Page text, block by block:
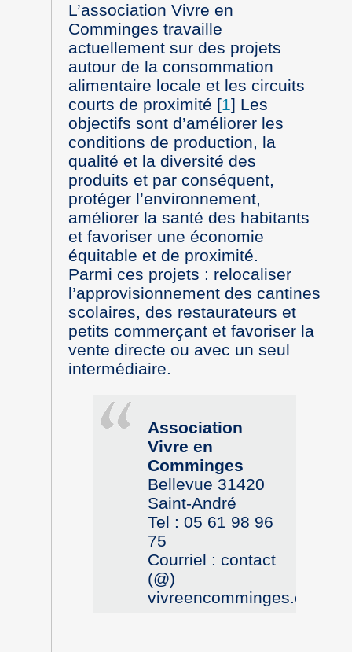
L’association Vivre en
Comminges travaille
actuellement sur des projets
autour de la consommation
alimentaire locale et les circuits
courts de proximité [1] Les
objectifs sont d’améliorer les
conditions de production, la
qualité et la diversité des
produits et par conséquent,
protéger l’environnement,
améliorer la santé des habitants
et favoriser une économie
équitable et de proximité.
Parmi ces projets : relocaliser
l’approvisionnement des cantines
scolaires, des restaurateurs et
petits commerçant et favoriser la
vente directe ou avec un seul
intermédiaire.
Association
Vivre en
Comminges
Bellevue 31420
Saint-André
Tel : 05 61 98 96
75
Courriel : contact
(@)
vivreencomminges.org